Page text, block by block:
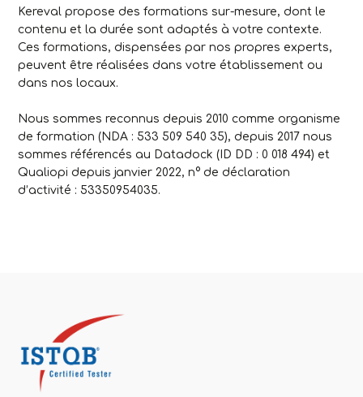
Kereval propose des formations sur-mesure, dont le
contenu et la durée sont adaptés à votre contexte.
Ces formations, dispensées par nos propres experts,
peuvent être réalisées dans votre établissement ou
dans nos locaux.
Nous sommes reconnus depuis 2010 comme organisme
de formation (NDA : 533 509 540 35), depuis 2017 nous
sommes référencés au Datadock (ID DD : 0 018 494) et
Qualiopi depuis janvier 2022, n° de déclaration
d’activité : 53350954035.